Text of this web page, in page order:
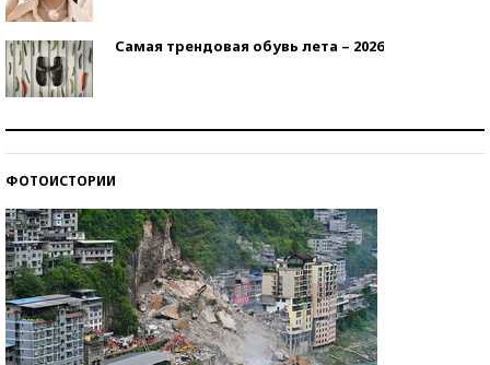
Самая трендовая обувь лета – 2026
ФОТОИСТОРИИ